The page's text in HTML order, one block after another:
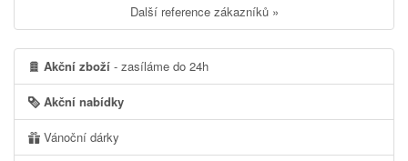
Další reference zákazníků »
Akční zboží - zasíláme do 24h
Akční nabídky
Vánoční dárky